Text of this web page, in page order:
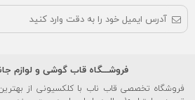
فروشـــگاه قاب گوشی و لوازم
فروشگاه تخصصی قاب ناب با کلکسیونی از بهترین